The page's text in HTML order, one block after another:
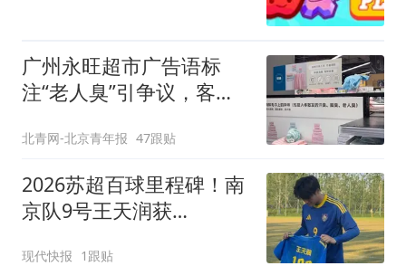
广州永旺超市广告语标
注“老人臭”引争议，客服
北青网-北京青年报 47跟贴
2026苏超百球里程碑！南
京队9号王天润获
现代快报 1跟贴